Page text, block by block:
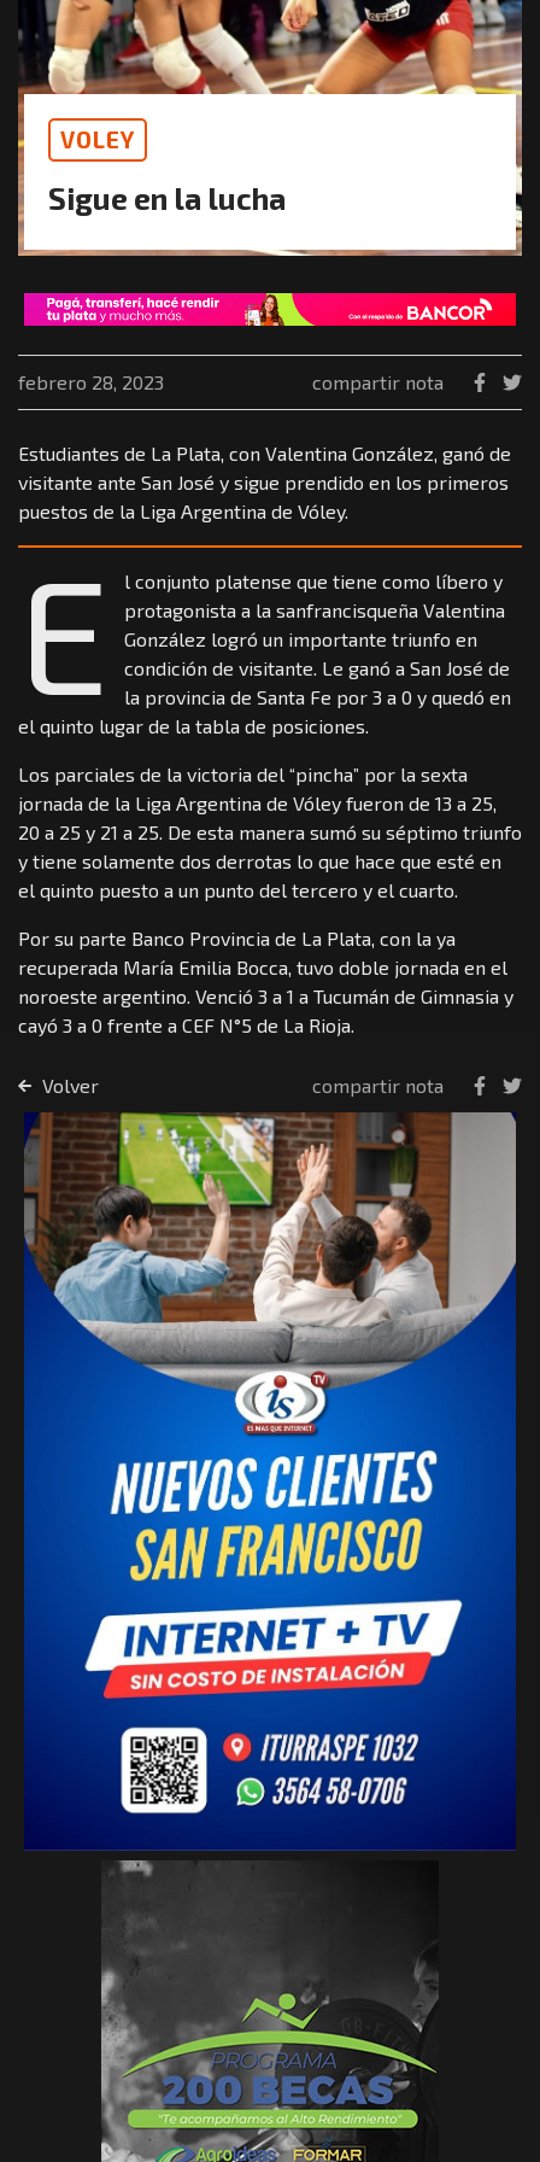
VOLEY
Sigue en la lucha
febrero 28, 2023 compartir nota
Estudiantes de La Plata, con Valentina González, ganó de
visitante ante San José y sigue prendido en los primeros
puestos de la Liga Argentina de Vóley.
E
l conjunto platense que tiene como líbero y
protagonista a la sanfrancisqueña Valentina
González logró un importante triunfo en
condición de visitante. Le ganó a San José de
la provincia de Santa Fe por 3 a 0 y quedó en
el quinto lugar de la tabla de posiciones.
Los parciales de la victoria del “pincha” por la sexta
jornada de la Liga Argentina de Vóley fueron de 13 a 25,
20 a 25 y 21 a 25. De esta manera sumó su séptimo triunfo
y tiene solamente dos derrotas lo que hace que esté en
el quinto puesto a un punto del tercero y el cuarto.
Por su parte Banco Provincia de La Plata, con la ya
recuperada María Emilia Bocca, tuvo doble jornada en el
noroeste argentino. Venció 3 a 1 a Tucumán de Gimnasia y
cayó 3 a 0 frente a CEF N°5 de La Rioja.
Volver compartir nota